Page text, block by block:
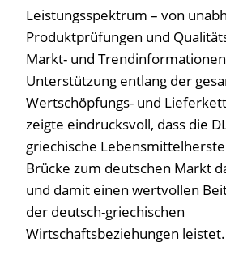
Leistungsspektrum – von
Produktprüfungen und
Markt- und
Unterstützung entlang der
Wertschöpfungs- und
zeigte eindrucksvoll, dass die
griechische
Brücke zum deutschen Markt
und damit einen wertvollen
der deutsch-griechischen
Wirtschaftsbeziehungen leistet.